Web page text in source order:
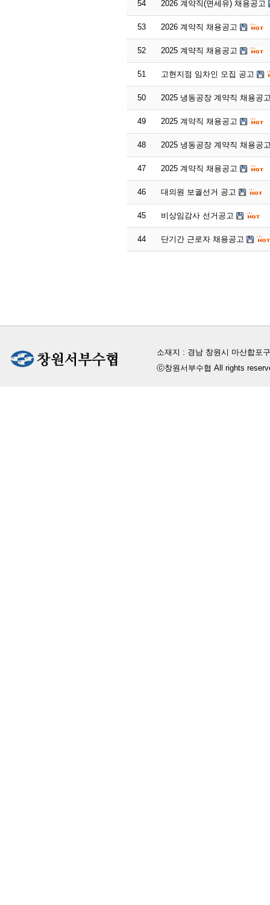
54 2026 계약직(면세유) 채용공고
53 2026 계약직 채용공고
52 2025 계약직 채용공고
51 고현지점 임차인 모집 공고
50 2025 냉동공장 계약직 채용공
49 2025 계약직 채용공고
48 2025 냉동공장 계약직 채용공
47 2025 계약직 채용공고
46 대의원 보궐선거 공고
45 비상임감사 선거공고
44 단기간 근로자 채용공고
소재지 : 경남 창원시 마산합포
ⓒ창원서부수협 All rights